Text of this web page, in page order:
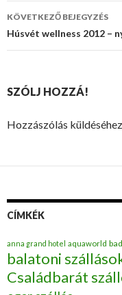
navigáció
KÖVETKEZŐ BEJEGYZÉS
Húsvét wellness 2012 –
SZÓLJ HOZZÁ!
Hozzászólás küldéséhez
CÍMKÉK
anna grand hotel aquaworld
balatoni
Családbarát